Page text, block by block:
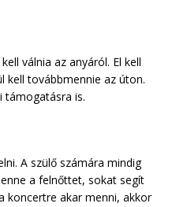
válnia az anyáról. El kell
kell továbbmennie az úton.
támogatásra is.
A szülő számára mindig
a felnőttet, sokat segít
koncertre akar menni, akkor